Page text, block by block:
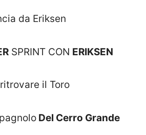
da Eriksen
SPRINT CON ERIKSEN
il Toro
Del Cerro Grande